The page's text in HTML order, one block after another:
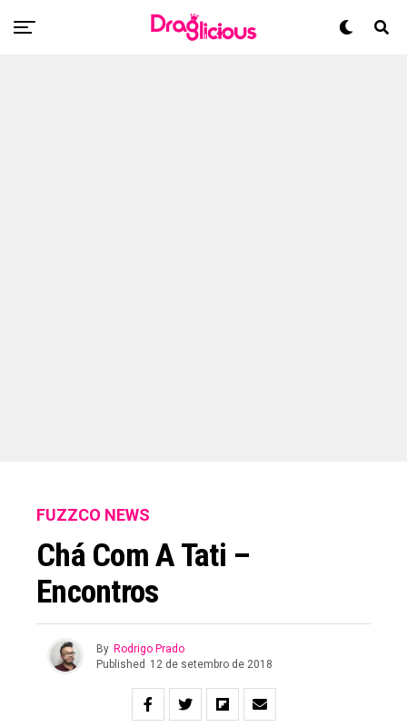
FUZZCO NEWS
Chá Com A Tati –
Encontros
By Rodrigo Prado
Published 12 de setembro de 2018